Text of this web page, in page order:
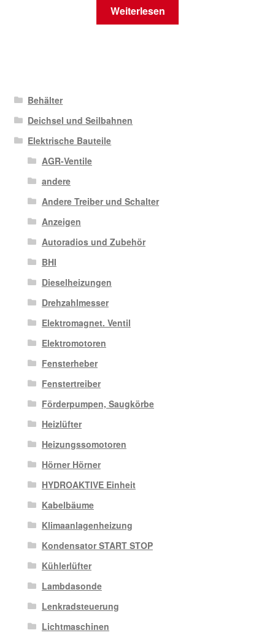
Weiterlesen
Behälter
Deichsel und Seilbahnen
Elektrische Bauteile
AGR-Ventile
andere
Andere Treiber und Schalter
Anzeigen
Autoradios und Zubehör
BHI
Dieselheizungen
Drehzahlmesser
Elektromagnet. Ventil
Elektromotoren
Fensterheber
Fenstertreiber
Förderpumpen, Saugkörbe
Heizlüfter
Heizungssomotoren
Hörner Hörner
HYDROAKTIVE Einheit
Kabelbäume
Klimaanlagenheizung
Kondensator START STOP
Kühlerlüfter
Lambdasonde
Lenkradsteuerung
Lichtmaschinen